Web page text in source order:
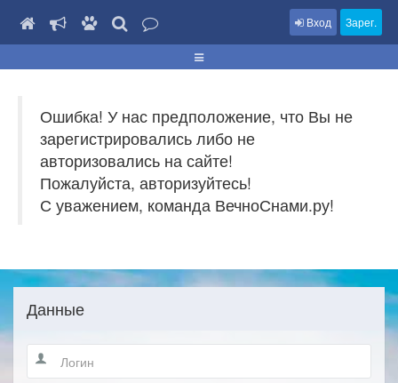
Вход Зарег.
Ошибка! У нас предположение, что Вы не
зарегистрировались либо не
авторизовались на сайте!
Пожалуйста, авторизуйтесь!
С уважением, команда ВечноСнами.ру!
Данные